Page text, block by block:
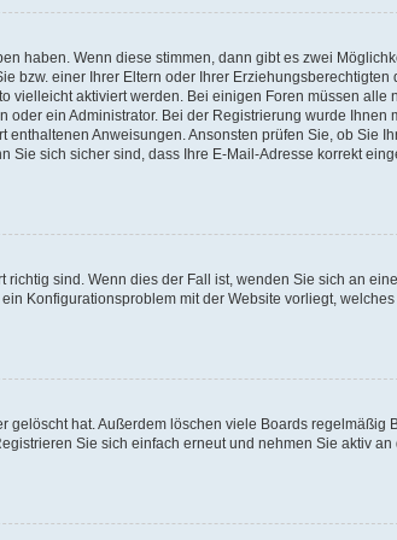
haben. Wenn diese stimmen, dann gibt es zwei
bzw. einer Ihrer Eltern oder Ihrer Erziehungsberechtigten
vielleicht aktiviert werden. Bei einigen Foren müssen alle
ein Administrator. Bei der Registrierung wurde Ihnen
Anweisungen. Ansonsten prüfen Sie, ob Sie
Sie sich sicher sind, dass Ihre E-Mail-Adresse korrekt
sind. Wenn dies der Fall ist, wenden Sie sich an
Konfigurationsproblem mit der Website vorliegt, welches
gelöscht hat. Außerdem löschen viele Boards regelmäßig
Sie sich einfach erneut und nehmen Sie aktiv an